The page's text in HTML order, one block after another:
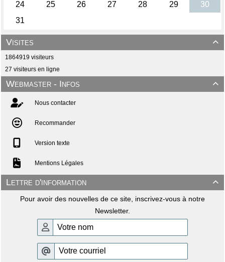

Visites
1864919 visiteurs
27 visiteurs en ligne

Webmaster - Infos
Nous contacter
Recommander
Version texte
Mentions Légales

Lettre d'information
Pour avoir des nouvelles de ce site, inscrivez-vous à notre
Newsletter.